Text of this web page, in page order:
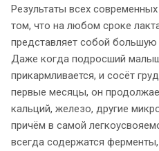
Результаты всех
том, что на любом сроке
представляет собой большую
Даже когда подросший
прикармливается, и сосёт
первые месяцы, он
кальций, железо, другие
причём в самой
всегда содержатся